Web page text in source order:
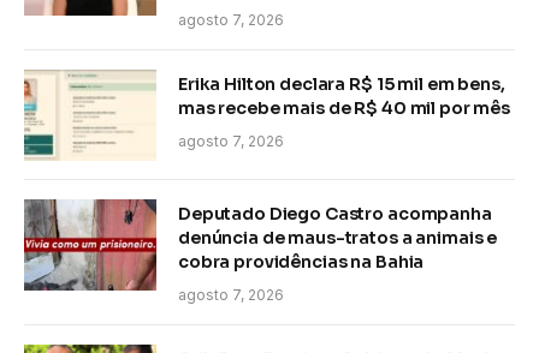
agosto 7, 2026
Erika Hilton declara R$ 15 mil em bens,
mas recebe mais de R$ 40 mil por mês
agosto 7, 2026
Deputado Diego Castro acompanha
denúncia de maus-tratos a animais e
cobra providências na Bahia
agosto 7, 2026